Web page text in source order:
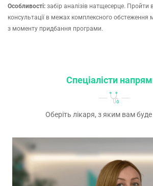
Особливості: забір аналізів натщесерце. Пройти
консультації в межах комплексного
з моменту придбання програми.
Спеціалісти
Оберіть лікаря, з яким вам буде